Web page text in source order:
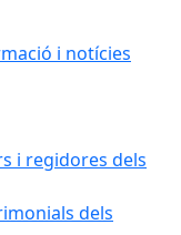
i notícies
i regidores dels
dels